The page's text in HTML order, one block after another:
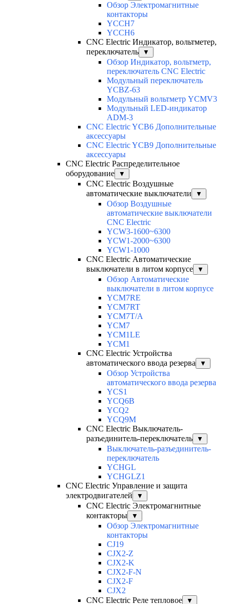
Обзор Электромагнитные
контакторы
YCCH7
YCCH6
CNC Electric Индикатор, вольтметер,
переключатель
▼
Обзор Индикатор, вольтметр,
переключатель CNC Electric
Модульный переключатель
YCBZ-63
Модульный вольтметр YCMV3
Модульный LED-индикатор
ADM-3
CNC Electric YCB6 Дополнительные
аксессуары
CNC Electric YCB9 Дополнительные
аксессуары
CNC Electric Распределительное
оборудование
▼
CNC Electric Воздушные
автоматические выключатели
▼
Обзор Воздушные
автоматические выключатели
CNC Electric
YCW3-1600~6300
YCW1-2000~6300
YCW1-1000
CNC Electric Автоматические
выключатели в литом корпусе
▼
Обзор Автоматические
выключатели в литом корпусе
YCM7RE
YCM7RT
YCM7T/A
YCM7
YCM1LE
YCM1
CNC Electric Устройства
автоматического ввода резерва
▼
Обзор Устройства
автоматического ввода резерва
YCS1
YCQ6B
YCQ2
YCQ9M
CNC Electric Выключатель-
разъединитель-переключатель
▼
Выключатель-разъединитель-
переключатель
YCHGL
YCHGLZ1
CNC Electric Управление и защита
электродвигателей
▼
CNC Electric Электромагнитные
контакторы
▼
Обзор Электромагнитные
контакторы
CJ19
CJX2-Z
CJX2-K
CJX2-F-N
CJX2-F
CJX2
CNC Electric Реле тепловое
▼